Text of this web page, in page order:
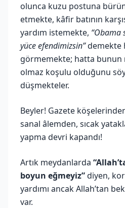
olunca kuzu postuna
etmekte, kâfir batının
yardım istemekte, “Obama
yüce efendimizsin”demekte
görmemekte; hatta bunun
olmaz koşulu olduğunu
düşmekteler.
Beyler! Gazete
sanal âlemden, sıcak
yapma devri kapandı!
Artık meydanlarda
boyun eğmeyiz”diyen,
yardımı ancak Allah’tan
var.